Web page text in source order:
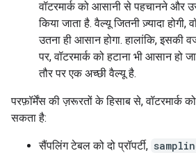
वॉटरमार्क को आसानी से पहचानने और
किया जाता है. वैल्यू जितनी ज़्यादा होगी,
उतना ही आसान होगा. हालांकि, इसकी
पर, वॉटरमार्क को हटाना भी आसान हो
तौर पर एक अच्छी वैल्यू है.
परफ़ॉर्मेंस की ज़रूरतों के हिसाब से, वॉटरमार्क
सकता है:
सैंपलिंग टेबल को दो प्रॉपर्टी,